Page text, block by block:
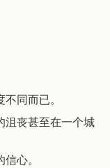
同而已。
沮丧甚至在一个城
心。